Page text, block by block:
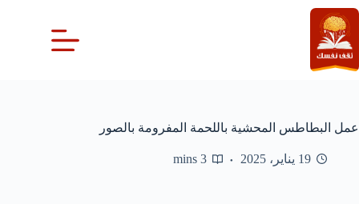
التجاوز
إلى
المحتوى
عمل البطاطس المحشية باللحمة المفرومة بالصور
19 يناير، 2025 3 mins